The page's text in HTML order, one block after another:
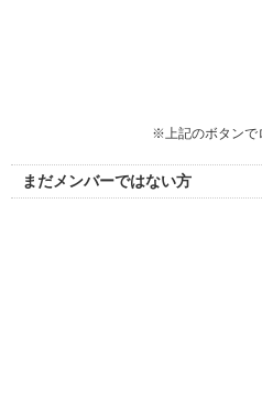
※上記のボタンで
まだメンバーではない方